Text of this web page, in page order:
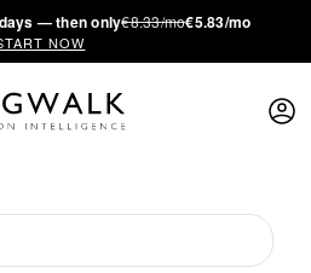
— then only€8.33/mo€5.83/mo
NOW